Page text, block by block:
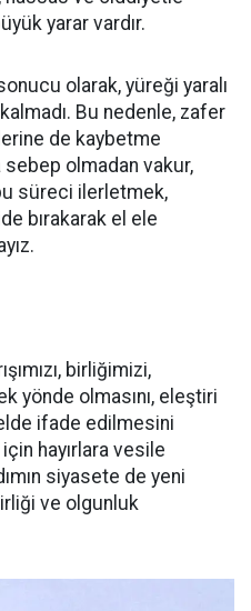
yarar vardır.
olarak, yüreği yaralı
Bu nedenle, zafer
de kaybetme
sebep olmadan vakur,
süreci ilerletmek,
bırakarak el ele
birliğimizi,
yönde olmasını, eleştiri
ifade edilmesini
hayırlara vesile
siyasete de yeni
ve olgunluk